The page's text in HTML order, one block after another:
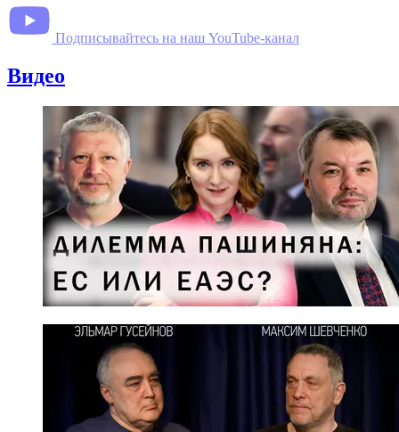
Подписывайтесь на наш YouTube-канал
Видео